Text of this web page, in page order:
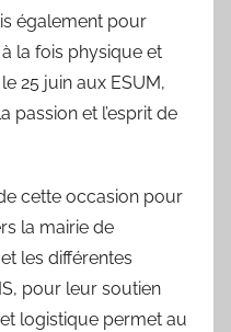
également pour
la fois physique et
25 juin aux ESUM,
passion et l’esprit de
cette occasion pour
la mairie de
les différentes
pour leur soutien
logistique permet au